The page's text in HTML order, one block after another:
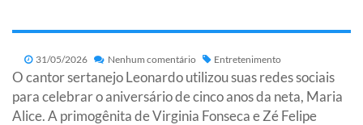
31/05/2026 Nenhum comentário Entretenimento
O cantor sertanejo Leonardo utilizou suas redes sociais
para celebrar o aniversário de cinco anos da neta, Maria
Alice. A primogênita de Virginia Fonseca e Zé Felipe